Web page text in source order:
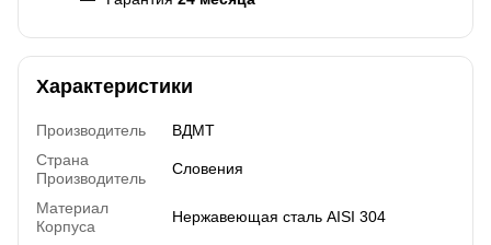
Характеристики
Производитель
ВДМТ
Страна
Производитель
Словения
Материал
Корпуса
Нержавеющая сталь AISI 304